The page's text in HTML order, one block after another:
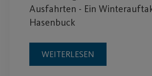
Ausfahrten - Ein
Hasenbuck
WEITERLESEN